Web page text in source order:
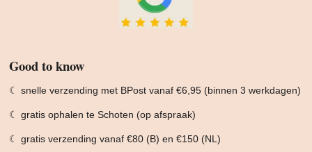
Good to know
☾ snelle verzending met BPost vanaf €6,95 (binnen 3 werkdagen)
☾ gratis ophalen te Schoten (op afspraak)
☾ gratis verzending vanaf €80 (B) en €150 (NL)